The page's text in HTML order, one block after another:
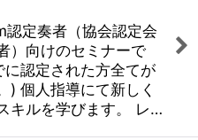
定奏者（協会認定会
）向けのセミナーで
認定された方全てが
) 個人指導にて新しく
キルを学びます。 レ…